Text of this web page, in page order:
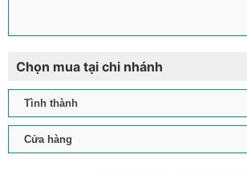
Chọn mua tại chi nhánh